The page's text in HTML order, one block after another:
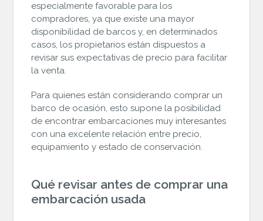
especialmente favorable para los
compradores, ya que existe una mayor
disponibilidad de barcos y, en determinados
casos, los propietarios están dispuestos a
revisar sus expectativas de precio para facilitar
la venta.
Para quienes están considerando comprar un
barco de ocasión, esto supone la posibilidad
de encontrar embarcaciones muy interesantes
con una excelente relación entre precio,
equipamiento y estado de conservación.
Qué revisar antes de comprar una
embarcación usada